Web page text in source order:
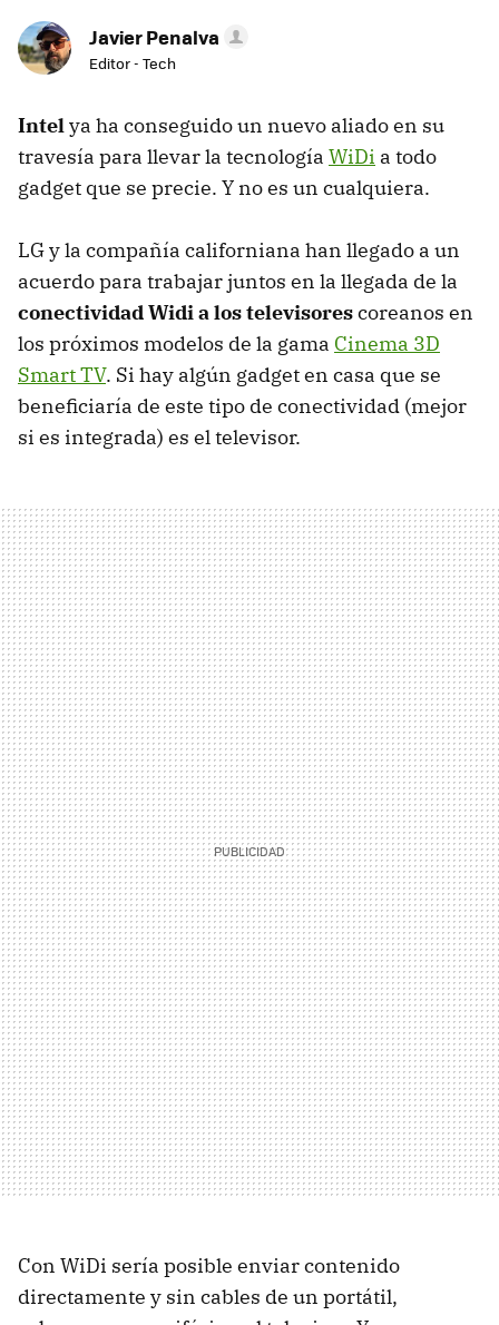
Javier Penalva
Editor - Tech
Intelya ha conseguido un nuevo aliado en su
travesía para llevar la tecnología WiDi a todo
gadget que se precie. Y no es un cualquiera.
LG y la compañía californiana han llegado a un
acuerdo para trabajar juntos en la llegada de la
conectividad Widi a los televisorescoreanos en
los próximos modelos de la gama Cinema 3D
Smart TV. Si hay algún gadget en casa que se
beneficiaría de este tipo de conectividad (mejor
si es integrada) es el televisor.
Con WiDi sería posible enviar contenido
directamente y sin cables de un portátil,